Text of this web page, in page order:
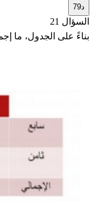
79
السؤال 21
بناءً على الجدول، ما